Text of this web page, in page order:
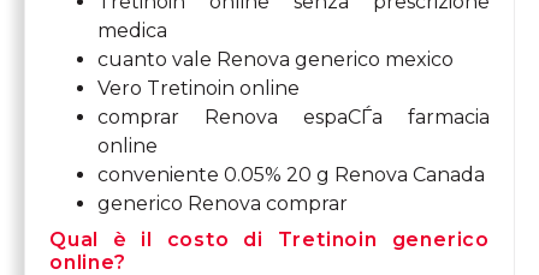
medica
cuanto vale Renova generico mexico
Vero Tretinoin online
comprar Renova espaСЃa farmacia
online
conveniente 0.05% 20 g Renova Canada
generico Renova comprar
Qual è il costo di Tretinoin generico
online?